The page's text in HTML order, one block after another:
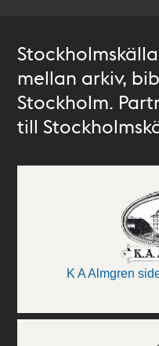
mellan arkiv,
Stockholm.
till
K A Almgren